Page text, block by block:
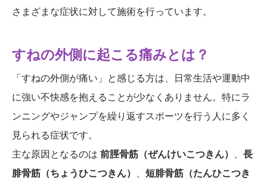
さまざまな症状に対して施術を行っています。
すねの外側に起こる痛みとは？
「すねの外側が痛い」と感じる方は、日常生活や運動中
に強い不快感を抱えることが少なくありません。特にラ
ンニングやジャンプを繰り返すスポーツを行う人に多く
見られる症状です。
主な原因となるのは 前脛骨筋（ぜんけいこつきん） 、 長
腓骨筋（ちょうひこつきん）
、 短腓骨筋（たんひこつき